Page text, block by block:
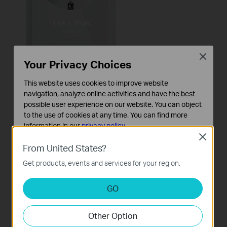
Бутон Сдвояване за лесна
защита на мрежат
Вие можете за минути да настроите
безпроблемна Powerline мрежа с Powerline
адаптерите на TP-Link, просто включете и
From United States?
Get products, events and services for your region.
GO
Other Option
Close
Your Privacy Choices
This website uses cookies to improve website
navigation, analyze online activities and have the best
possible user experience on our website. You can object
to the use of cookies at any time. You can find more
information in ourprivacy policy.
Basic Cookies
These cookies are necessary for the website to function
and cannot be deactivated in your systems.
Analysis and Marketing Cookies
Analysis cookies enable us to analyze your activities on
our website in order to improve and adapt the
functionality of our website.
Close